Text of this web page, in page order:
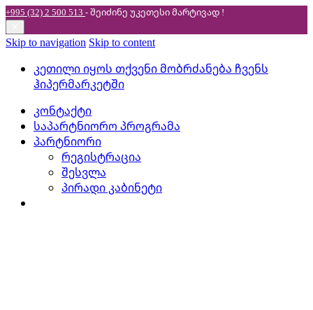
+995 (32) 2 500 513 - შეიძინე უკეთესიმარტივად !
Skip to navigation Skip to content
კეთილი იყოს თქვენი მობრძანება ჩვენს
ჰიპერმარკეტში
კონტაქტი
საპარტნიორო პროგრამა
პარტნიორი
რეგისტრაცია
შესვლა
პირადი კაბინეტი